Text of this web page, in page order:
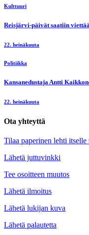
Kulttuuri
Reisjärvi-päivät saatiin
22. heinäkuuta
Politiikka
Kansanedustaja Antti
22. heinäkuuta
Ota yhteyttä
Tilaa paperinen lehti itselle
Lähetä juttuvinkki
Tee osoitteen muutos
Lähetä ilmoitus
Lähetä lukijan kuva
Lähetä palautetta